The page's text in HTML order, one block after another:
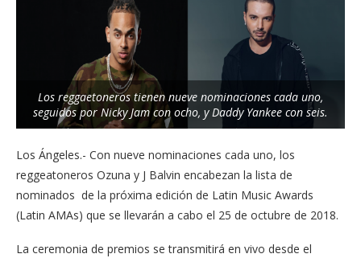
Los reggaetoneros tienen nueve nominaciones cada uno,
seguidos por Nicky Jam con ocho, y Daddy Yankee con seis.
Los Ángeles.- Con nueve nominaciones cada uno, los
reggeatoneros Ozuna y J Balvin encabezan la lista de
nominados de la próxima edición de Latin Music Awards
(Latin AMAs) que se llevarán a cabo el 25 de octubre de 2018.
La ceremonia de premios se transmitirá en vivo desde el